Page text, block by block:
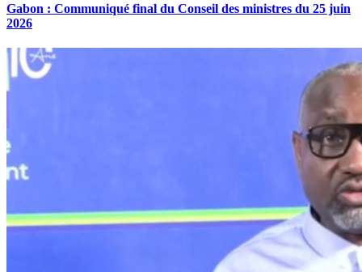
Gabon : Communiqué final du Conseil des ministres du 25 juin
2026